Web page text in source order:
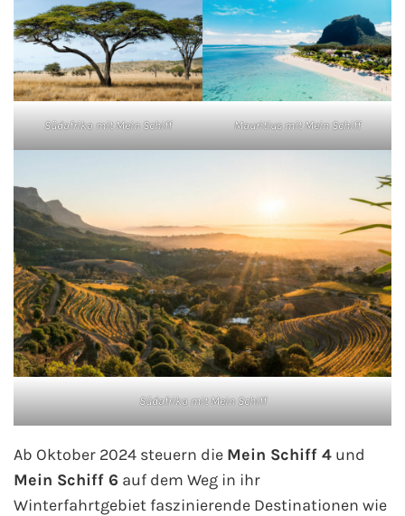
Kreuzfahrt-Kalender
Kreuzfahrt-Bücher
Kreuzfahrt gewinnen
Reiseversicherungen
Flug buchen
Kreuzfahrt-Themen
Kreuzfahrt buchen
Südafrika mit Mein Schiff Mauritius mit Mein Schiff
Südafrika mit Mein Schiff
Ab Oktober 2024 steuern die Mein Schiff 4 und
Mein Schiff 6 auf dem Weg in ihr
Winterfahrtgebiet faszinierende Destinationen wie